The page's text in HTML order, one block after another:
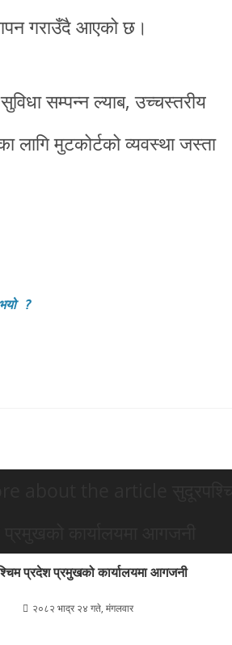
गराउँदै आएको छ।
सम्पन्न ल्याब, उच्चस्तरीय
लागि मुटकोर्टको व्यवस्था जस्ता
?
प्रदेश प्रमुखको कार्यालयमा आगजनी
२०८२ भाद्र २४ गते, मंगलवार